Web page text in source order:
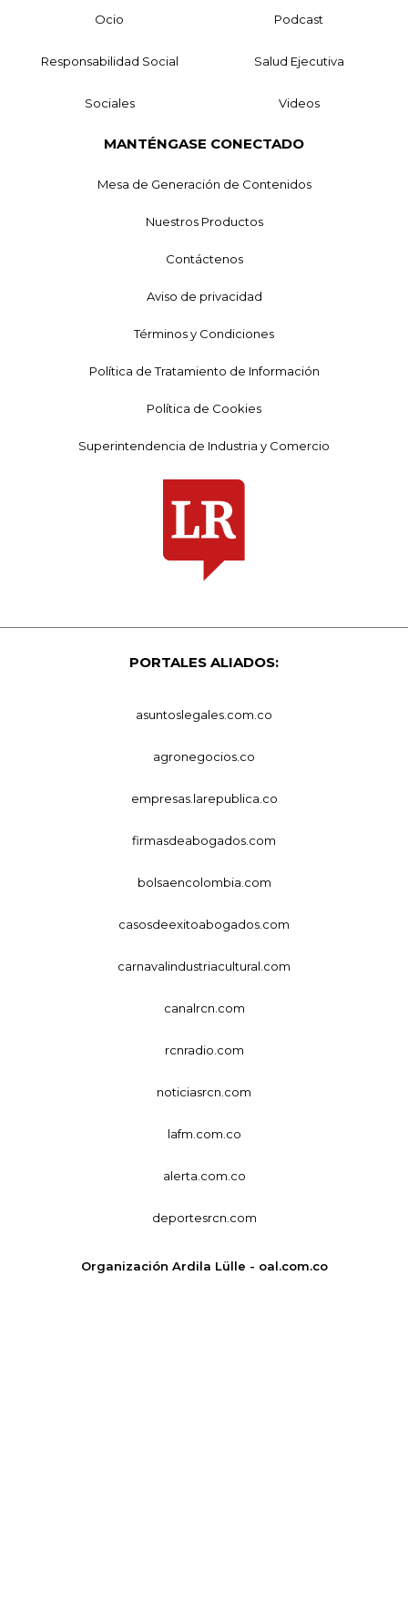
Ocio Podcast
Responsabilidad Social Salud Ejecutiva
Sociales Videos
MANTÉNGASE CONECTADO
Mesa de Generación de Contenidos
Nuestros Productos
Contáctenos
Aviso de privacidad
Términos y Condiciones
Política de Tratamiento de Información
Política de Cookies
Superintendencia de Industria y Comercio
PORTALES ALIADOS:
asuntoslegales.com.co
agronegocios.co
empresas.larepublica.co
firmasdeabogados.com
bolsaencolombia.com
casosdeexitoabogados.com
carnavalindustriacultural.com
canalrcn.com
rcnradio.com
noticiasrcn.com
lafm.com.co
alerta.com.co
deportesrcn.com
Organización Ardila Lülle - oal.com.co